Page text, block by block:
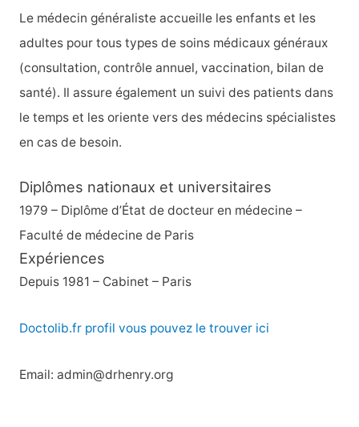
Le médecin généraliste accueille les enfants et les
adultes pour tous types de soins médicaux généraux
(consultation, contrôle annuel, vaccination, bilan de
santé). Il assure également un suivi des patients dans
le temps et les oriente vers des médecins spécialistes
en cas de besoin.
Diplômes nationaux et universitaires
1979 – Diplôme d’État de docteur en médecine –
Faculté de médecine de Paris
Expériences
Depuis 1981 – Cabinet – Paris
Doctolib.fr profil vous pouvez le trouver ici
Email: admin@drhenry.org